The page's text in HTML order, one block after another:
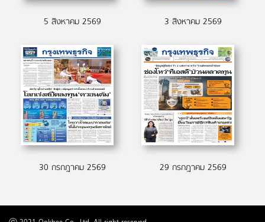
5 สิงหาคม 2569 3 สิงหาคม 2569
30 กรกฎาคม 2569 29 กรกฎาคม 2569